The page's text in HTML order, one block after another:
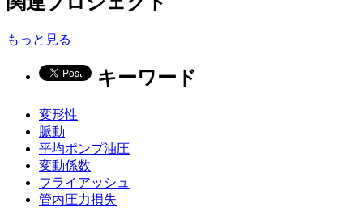
もっと見る
キーワード
変形性
脈動
平均ポンプ油圧
変動係数
フライアッシュ
管内圧力損失